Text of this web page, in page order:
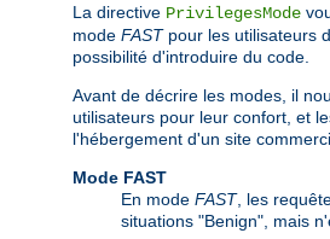
La directive PrivilegesMode
mode FASTpour les utilisateurs
possibilité d'introduire du code.
Avant de décrire les modes, il
utilisateurs pour leur confort, et
l'hébergement d'un site
Mode FAST
En mode FAST, les
situations "Benign", mais